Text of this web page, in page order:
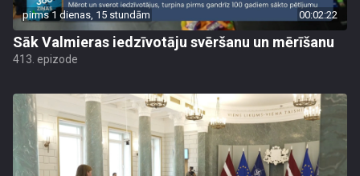
pirms 1 dienas, 15 stundām 00:02:22
Sāk Valmieras iedzīvotāju svēršanu un mērīšanu
413. epizode